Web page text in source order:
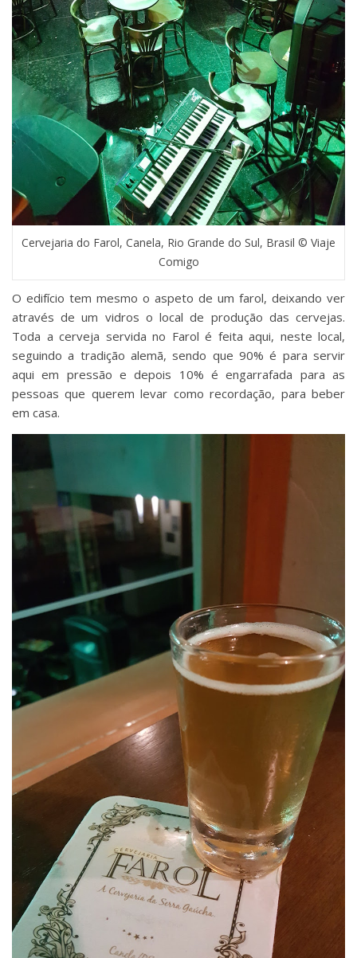
Cervejaria do Farol, Canela, Rio Grande do Sul, Brasil © Viaje
Comigo
O edifício tem mesmo o aspeto de um farol, deixando ver
através de um vidros o local de produção das cervejas.
Toda a cerveja servida no Farol é feita aqui, neste local,
seguindo a tradição alemã, sendo que 90% é para servir
aqui em pressão e depois 10% é engarrafada para as
pessoas que querem levar como recordação, para beber
em casa.